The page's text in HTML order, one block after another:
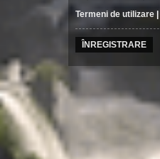
Termeni de utilizare |
ÎNREGISTRARE